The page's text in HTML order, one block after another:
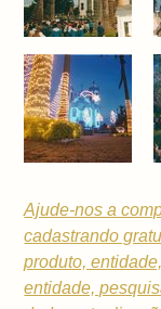
Ajude-nos a
cadastrando
produto,
entidade,